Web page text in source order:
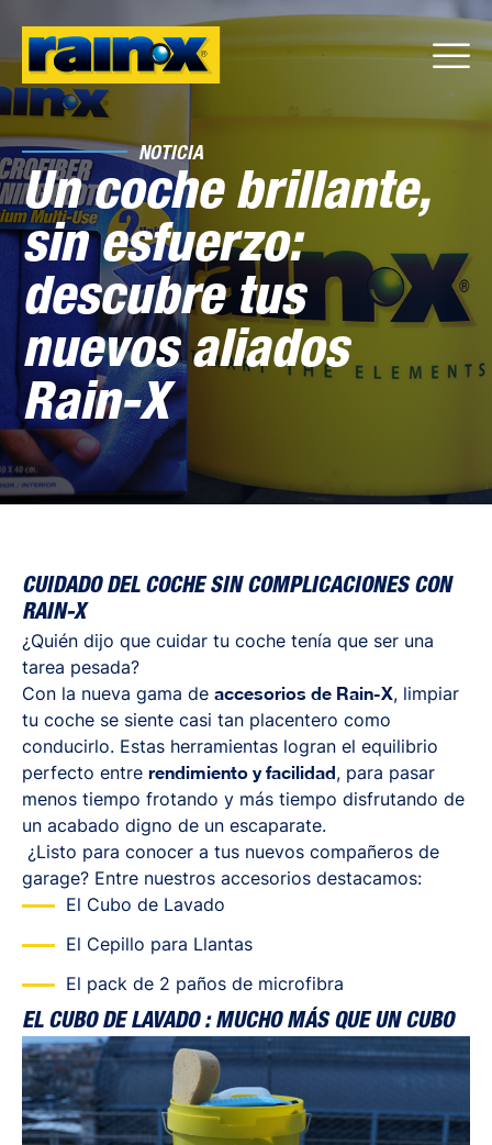
NOTICIA
Un coche brillante,
sin esfuerzo:
descubre tus
nuevos aliados
Rain-X
CUIDADO DEL COCHE SIN COMPLICACIONES CON
RAIN-X
¿Quién dijo que cuidar tu coche tenía que ser una
tarea pesada?
Con la nueva gama de accesorios de Rain-X, limpiar
tu coche se siente casi tan placentero como
conducirlo. Estas herramientas logran el equilibrio
perfecto entre rendimiento y facilidad, para pasar
menos tiempo frotando y más tiempo disfrutando de
un acabado digno de un escaparate.
¿Listo para conocer a tus nuevos compañeros de
garage? Entre nuestros accesorios destacamos:
El Cubo de Lavado
El Cepillo para Llantas
El pack de 2 paños de microfibra
EL CUBO DE LAVADO : MUCHO MÁS QUE UN CUBO